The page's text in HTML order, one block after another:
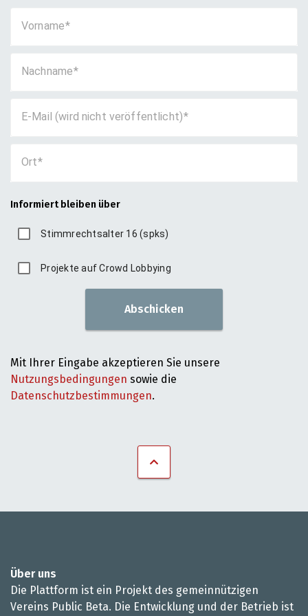
Vorname
Nachname
E-Mail (wird nicht veröffentlicht)
Ort
Informiert bleiben über
Stimmrechtsalter 16 (spks)
Projekte auf Crowd Lobbying
Abschicken
Mit Ihrer Eingabe akzeptieren Sie unsere
Nutzungsbedingungen sowie die
Datenschutzbestimmungen.
Über uns
Die Plattform ist ein Projekt des gemeinnützigen
Vereins Public Beta. Die Entwicklung und der Betrieb ist